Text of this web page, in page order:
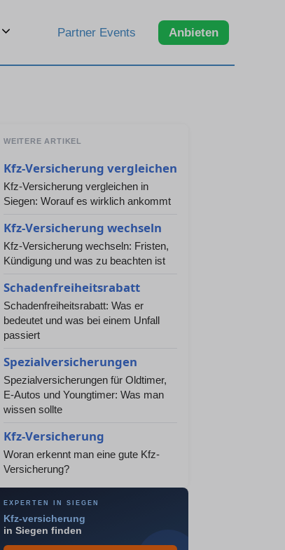
Partner Events Anbieten
WEITERE ARTIKEL
Kfz-Versicherung vergleichen
Kfz-Versicherung vergleichen in
Siegen: Worauf es wirklich ankommt
Kfz-Versicherung wechseln
Kfz-Versicherung wechseln: Fristen,
Kündigung und was zu beachten ist
Schadenfreiheitsrabatt
Schadenfreiheitsrabatt: Was er
bedeutet und was bei einem Unfall
passiert
Spezialversicherungen
Spezialversicherungen für Oldtimer,
E-Autos und Youngtimer: Was man
wissen sollte
Kfz-Versicherung
Woran erkennt man eine gute Kfz-
Versicherung?
EXPERTEN IN SIEGEN
Kfz-versicherung
in Siegen finden